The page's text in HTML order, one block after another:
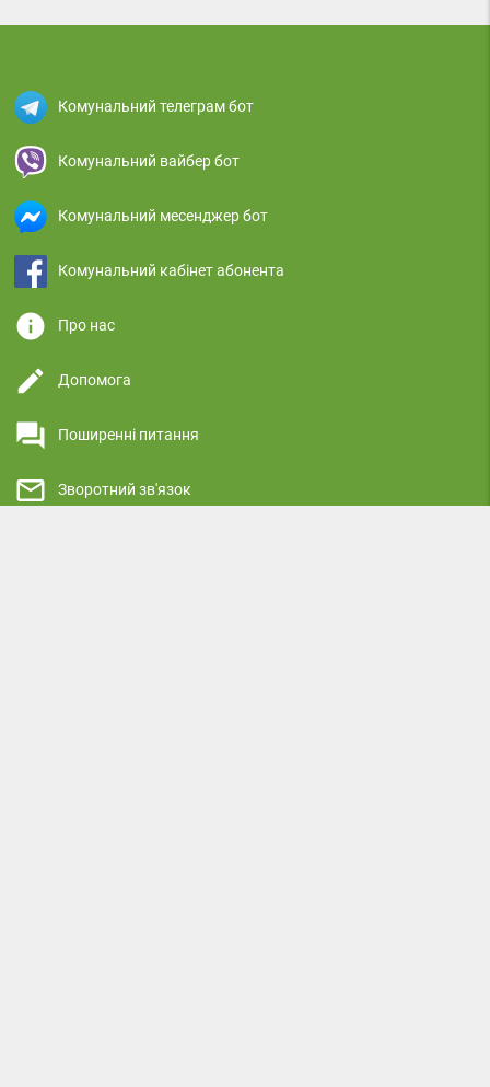
Комунальний телеграм бот
Комунальний вайбер бот
Комунальний месенджер бот
Комунальний кабінет абонента
info Про нас
edit Допомога
question_answer Поширенні питання
mail_outline Зворотний зв'язок